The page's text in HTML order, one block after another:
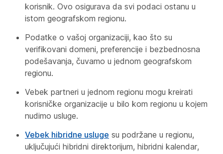
korisnik. Ovo osigurava da svi podaci ostanu u
istom geografskom regionu.
Podatke o vašoj organizaciji, kao što su
verifikovani domeni, preferencije i bezbednosna
podešavanja, čuvamo u jednom geografskom
regionu.
Vebek partneri u jednom regionu mogu kreirati
korisničke organizacije u bilo kom regionu u kojem
nudimo usluge.
Vebek hibridne usluge su podržane u regionu,
uključujući hibridni direktorijum, hibridni kalendar,